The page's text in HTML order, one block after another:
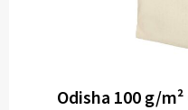
Odisha 100 g/